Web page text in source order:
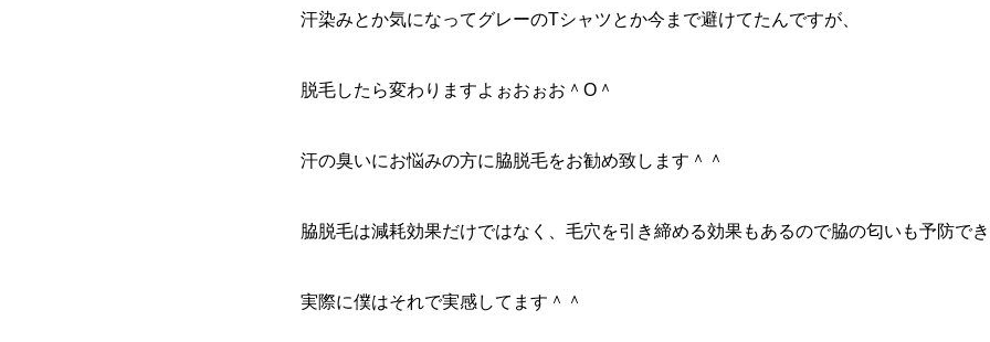
汗染みとか気になってグレーのTシャツとか今まで避けてたんですが、
脱毛したら変わりますよぉおぉお＾O＾
汗の臭いにお悩みの方に脇脱毛をお勧め致します＾＾
脇脱毛は減耗効果だけではなく、毛穴を引き締める効果もあるので脇の匂いも予防で
実際に僕はそれで実感してます＾＾